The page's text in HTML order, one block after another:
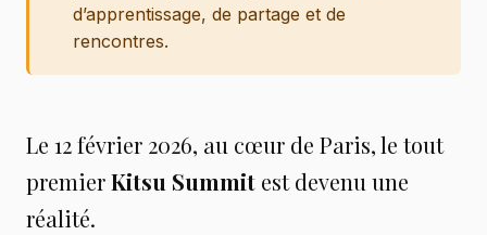
d’apprentissage, de partage et de
rencontres.
Le 12 février 2026, au cœur de Paris, le tout
premierKitsu Summit est devenu une
réalité.